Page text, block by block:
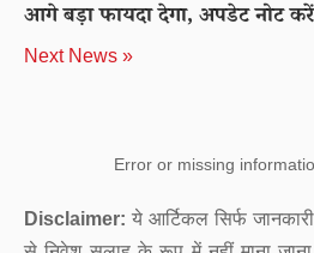
आगे बड़ा फायदा देगा, अपडेट नोट करें
Next News »
Error or missing
Disclaimer: ये आर्टिकल सिर्फ